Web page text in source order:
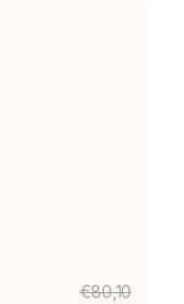
€80,10